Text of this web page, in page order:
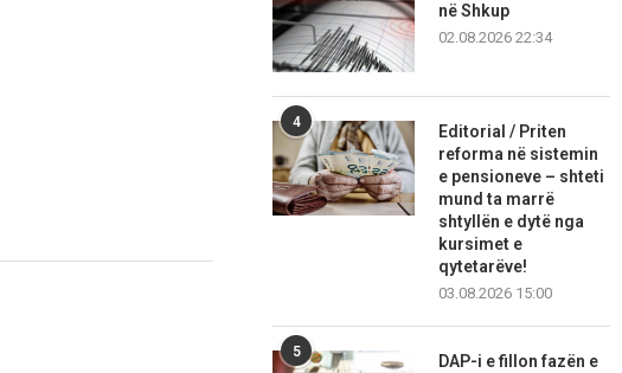
në Shkup
02.08.2026 22:34
4
Editorial / Priten
reforma në sistemin
e pensioneve – shteti
mund ta marrë
shtyllën e dytë nga
kursimet e
qytetarëve!
03.08.2026 15:00
5
DAP-i e fillon fazën e